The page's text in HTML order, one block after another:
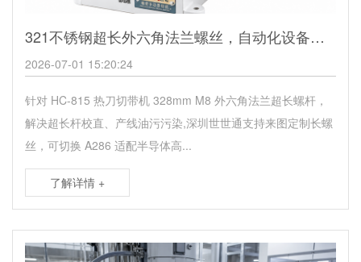
321不锈钢超长外六角法兰螺丝，自动化设备长螺杆定制厂家
2026-07-01 15:20:24
针对 HC-815 热刀切带机 328mm M8 外六角法兰超长螺杆，
解决超长杆校直、产线油污污染,深圳世世通支持来图定制长螺
丝，可切换 A286 适配半导体高...
了解详情 +